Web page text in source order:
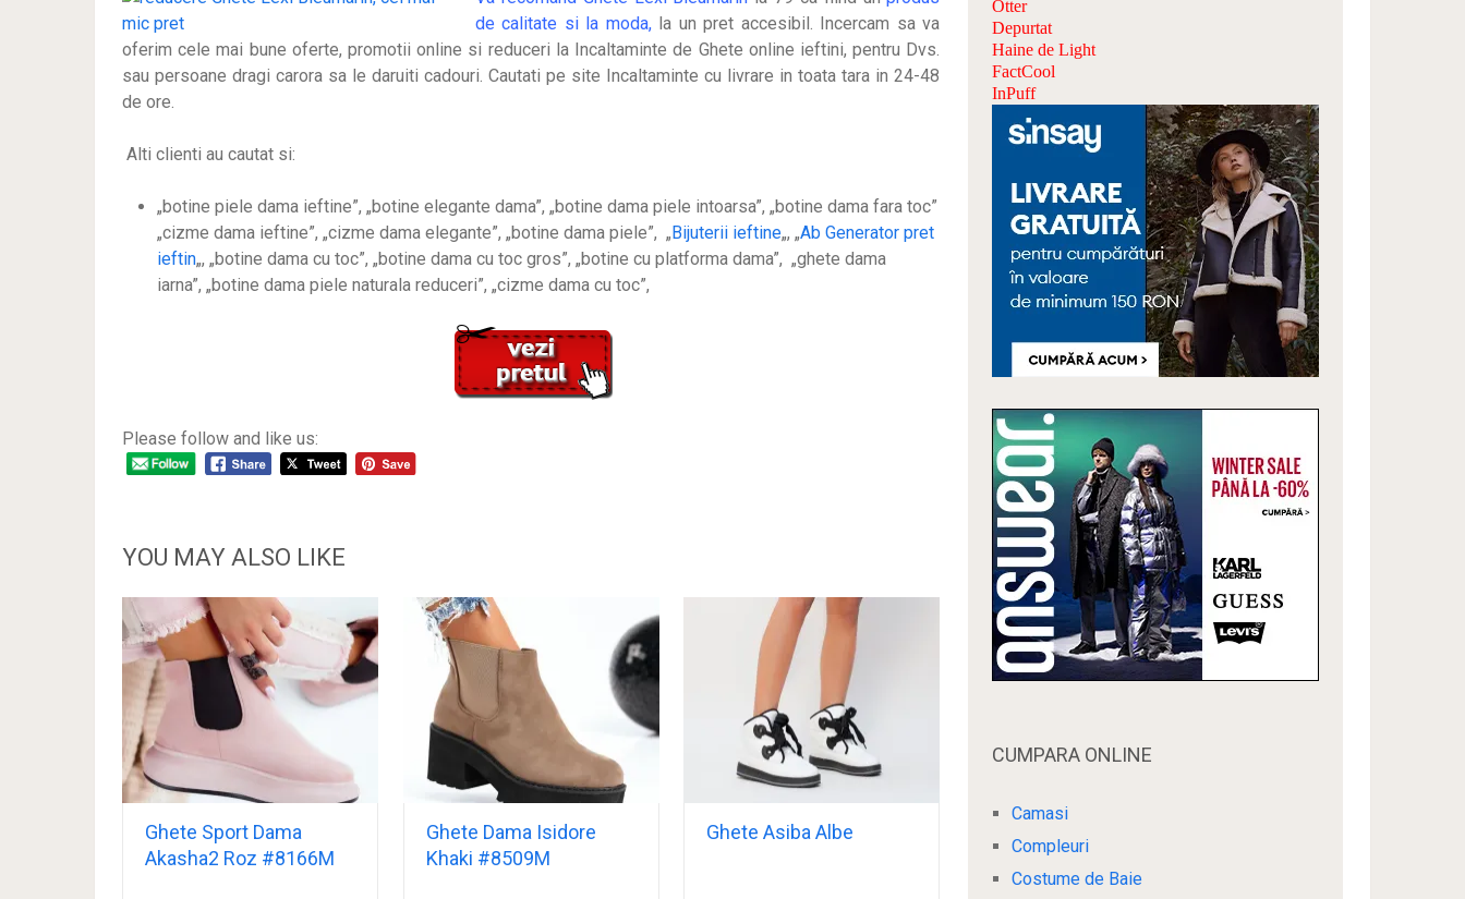
de calitate si la moda,la un pret accesibil. Incercam sa va
oferim cele mai bune oferte, promotii online si reduceri la Incaltaminte de Ghete online ieftini, pentru Dvs.
sau persoane dragi carora sa le daruiti cadouri. Cautati pe site Incaltaminte cu livrare in toata tara in 24-48
de ore.
Alti clienti au cautat si:
„botine piele dama ieftine”, „botine elegante dama”, „botine dama piele intoarsa”, „botine dama fara toc”
„cizme dama ieftine”, „cizme dama elegante”, „botine dama piele”, „Bijuterii ieftine„, „Ab Generator pret
ieftin„, „botine dama cu toc”, „botine dama cu toc gros”, „botine cu platforma dama”, „ghete dama
iarna”, „botine dama piele naturala reduceri”, „cizme dama cu toc”,
Please follow and like us:
YOU MAY ALSO LIKE
Ghete Sport Dama
Akasha2 Roz #8166M
Ghete Dama Isidore
Khaki #8509M
Ghete Asiba Albe
Otter
Depurtat
Haine de Light
FactCool
InPuff
CUMPARA ONLINE
Camasi
Compleuri
Costume de Baie